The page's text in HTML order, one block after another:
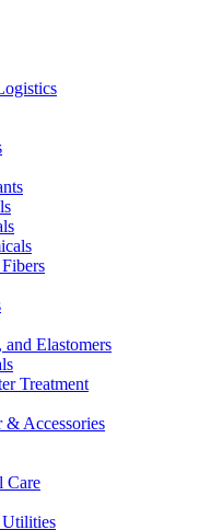
and Elastomers
Treatment
& Accessories
Care